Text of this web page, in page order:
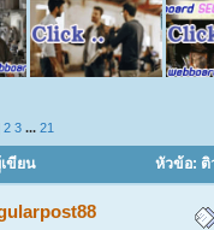
2 3 ...21
ขียน หัวข้อ: ติ